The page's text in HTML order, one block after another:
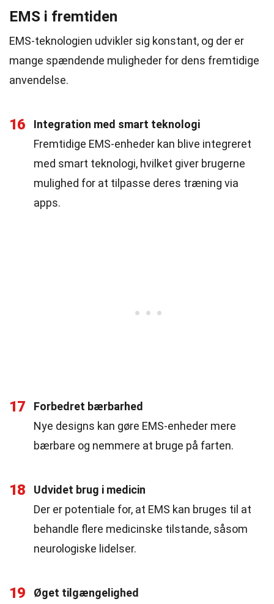
EMS i fremtiden
EMS-teknologien udvikler sig konstant, og der er
mange spændende muligheder for dens fremtidige
anvendelse.
16
Integration med smart teknologi
Fremtidige EMS-enheder kan blive integreret
med smart teknologi, hvilket giver brugerne
mulighed for at tilpasse deres træning via
apps.
17
Forbedret bærbarhed
Nye designs kan gøre EMS-enheder mere
bærbare og nemmere at bruge på farten.
18
Udvidet brug i medicin
Der er potentiale for, at EMS kan bruges til at
behandle flere medicinske tilstande, såsom
neurologiske lidelser.
19
Øget tilgængelighed